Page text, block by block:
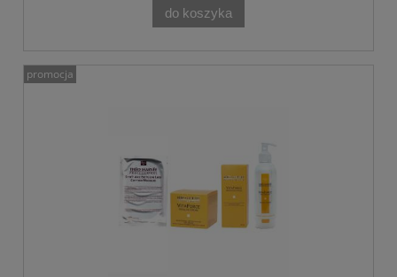
do koszyka
promocja